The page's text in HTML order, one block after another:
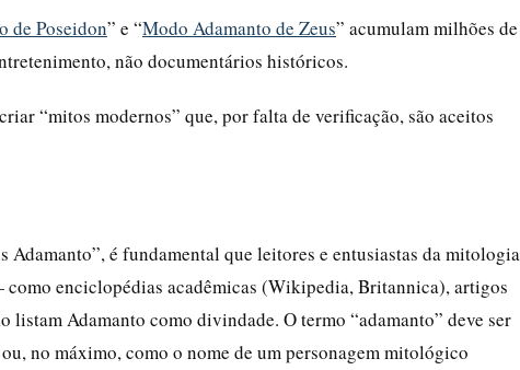
de Poseidon” e “Modo Adamanto de Zeus” acumulam milhões de
não documentários históricos.
“mitos modernos” que, por falta de verificação, são aceitos
é fundamental que leitores e entusiastas da mitologia
enciclopédias acadêmicas (Wikipedia, Britannica), artigos
Adamanto como divindade. O termo “adamanto” deve ser
no máximo, como o nome de um personagem mitológico